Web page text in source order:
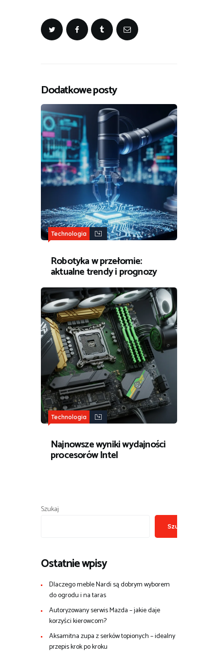
Dodatkowe posty
Technologia
Robotyka w przełomie:
aktualne trendy i prognozy
Technologia
Najnowsze wyniki wydajności
procesorów Intel
Szukaj
Szukaj
Ostatnie wpisy
Dlaczego meble Nardi są dobrym wyborem
do ogrodu i na taras
Autoryzowany serwis Mazda – jakie daje
korzyści kierowcom?
Aksamitna zupa z serków topionych – idealny
przepis krok po kroku